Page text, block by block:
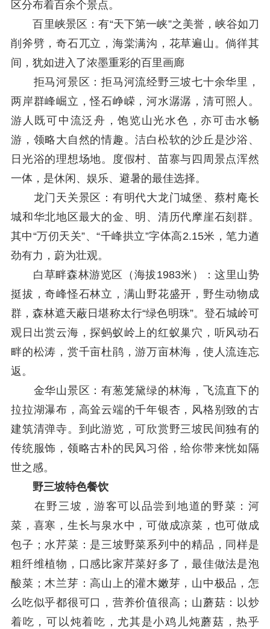
区分布着百余个景点。
百里峡景区：有“天下第一峡”之美誉，峡谷如刀
削斧劈，奇石兀立，海棠满沟，花草遍山。倘徉其
间，犹如进入了浓墨重彩的百里画廊
拒马河景区：拒马河流经野三坡七十余华里，
两岸群峰崛立，怪石峥嵘，河水潺潺，清可照人。
游人既可中流泛舟，饱览山光水色，亦可击水畅
游，领略大自然的情趣。洁白松软的沙丘是沙浴、
日光浴的理想场地。度假村、苗寨与四周景点浑然
一体，是休闲、娱乐、避暑的最佳选择。
龙门天关景区：有明代大龙门城堡、蔡村庵长
城和华北地区最大的金、明、清历代摩崖石刻群。
其中“万仞天关”、“千峰拱立”字体高2.15米，笔力遒
劲有力，蔚为壮观。
白草畔森林游览区（海拔1983米）：这里山势
挺拔，奇峰怪石林立，满山野花盛开，野生动物成
群，森林遮天蔽日堪称太行“绿色明珠”。登石城岭可
观日出赏云海，探蚂蚁岭上的红蚁巢穴，听风动石
畔的松涛，赏千亩杜鹃，游万亩林海，使人流连忘
返。
金华山景区：有葱笼黛绿的林海，飞流直下的
拉拉湖瀑布，高耸云端的千年银杏，风格别致的古
建筑清弹寺。到此游览，可欣赏野三坡民间独有的
传统服饰，领略古朴的民风习俗，给你带来恍如隔
世之感。
野三坡特色餐饮
在野三坡，游客可以品尝到地道的野菜：河
菜，喜寒，生长与泉水中，可做成凉菜，也可做成
包子；水芹菜：是三坡野菜系列中的精品，同样是
粗纤维植物，口感比家芹菜好多了，最佳做法是泡
酸菜；木兰芽：高山上的灌木嫩芽，山中极品，怎
么吃似乎都很可口，营养价值很高；山蘑菇：以炒
着吃，可以炖着吃，尤其是小鸡儿炖蘑菇，热乎